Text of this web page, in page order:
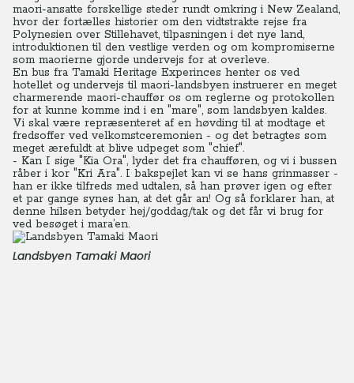
maori-ansatte forskellige steder rundt omkring i New Zealand,
hvor der fortælles historier om den vidtstrakte rejse fra
Polynesien over Stillehavet, tilpasningen i det nye land,
introduktionen til den vestlige verden og om kompromiserne
som maorierne gjorde undervejs for at overleve.
En bus fra Tamaki Heritage Experinces henter os ved
hotellet og undervejs til maori-landsbyen instruerer en meget
charmerende maori-chauffør os om reglerne og protokollen
for at kunne komme ind i en "mare", som landsbyen kaldes.
Vi skal være repræsenteret af en høvding til at modtage et
fredsoffer ved velkomstceremonien - og det betragtes som
meget ærefuldt at blive udpeget som "chief".
- Kan I sige "Kia Ora", lyder det fra chaufføren, og vi i bussen
råber i kor "Kri Ara". I bakspejlet kan vi se hans grinmasser -
han er ikke tilfreds med udtalen, så han prøver igen og efter
et par gange synes han, at det går an! Og så forklarer han, at
denne hilsen betyder hej/goddag/tak og det får vi brug for
ved besøget i mara’en.
Landsbyen Tamaki Maori